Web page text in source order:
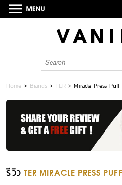
Home > Brands >TER >Miracle Press Puff
รีวิว TER MIRACLE PRESS PUFF